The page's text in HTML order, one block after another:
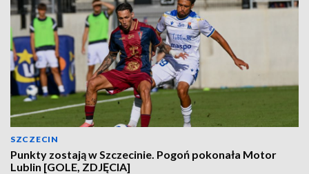
SZCZECIN
Punkty zostają w Szczecinie. Pogoń pokonała Motor
Lublin [GOLE, ZDJĘCIA]